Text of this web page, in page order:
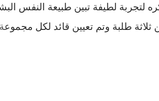
لتجربة لطيفة تبين طبيعة النفس
طلبة وتم تعيين قائد لكل